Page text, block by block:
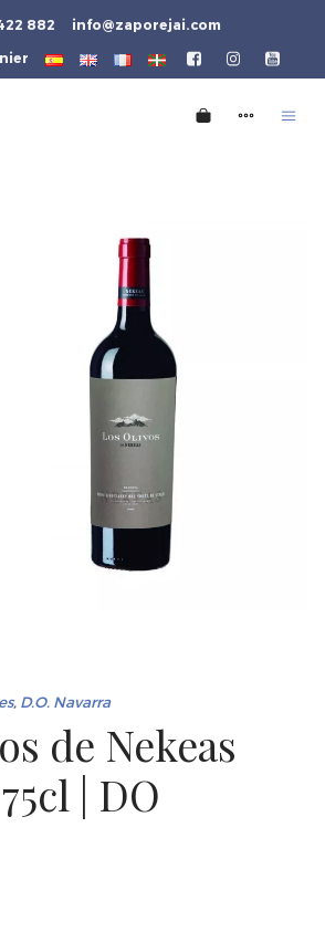
882 info@zaporejai.com
, D.O. Navarra
de Nekeas
| DO